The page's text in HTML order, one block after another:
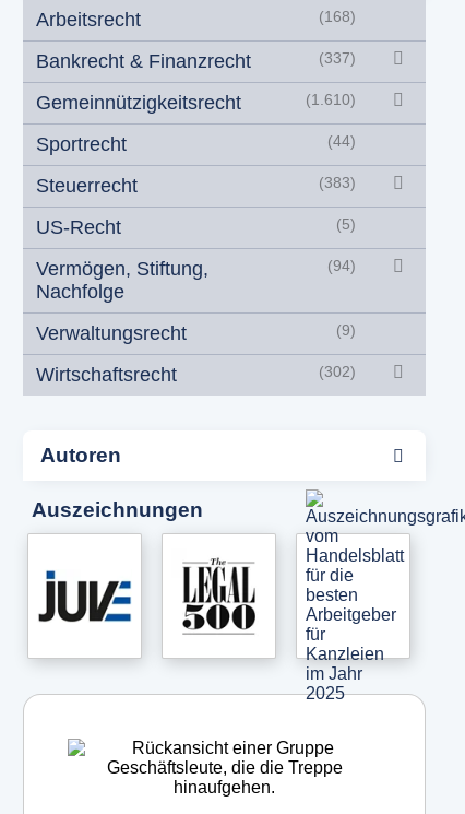
Arbeitsrecht (168)
Bankrecht & Finanzrecht (337)
Gemeinnützigkeitsrecht (1.610)
Sportrecht (44)
Steuerrecht (383)
US-Recht (5)
Vermögen, Stiftung,
Nachfolge
(94)
Verwaltungsrecht (9)
Wirtschaftsrecht (302)
Autoren
Auszeichnungen